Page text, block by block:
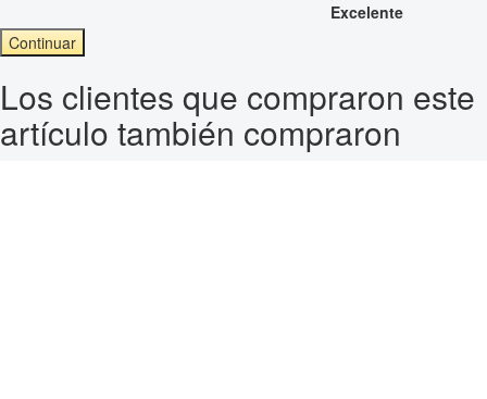
Excelente
Continuar
Los clientes que compraron este
artículo también compraron